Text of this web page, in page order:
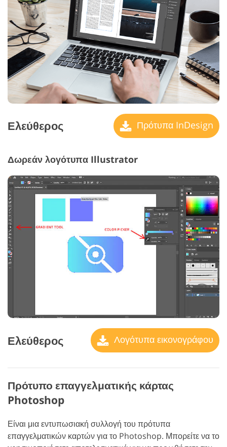
Ελεύθερος Πρότυπα InDesign
Δωρεάν λογότυπα Illustrator
Ελεύθερος Λογότυπα εικονογράφου
Πρότυπο επαγγελματικής κάρτας
Photoshop
Είναι μια εντυπωσιακή συλλογή του πρότυπα
επαγγελματικών καρτών για το Photoshop. Μπορείτε να το